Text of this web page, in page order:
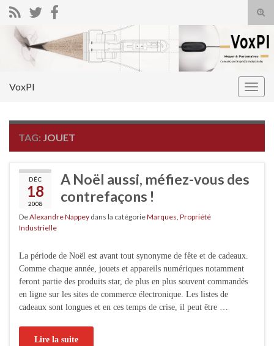
Search for:
VoxPI
TAG: JOUET
DÉC
18
2008
A Noël aussi, méfiez-vous des
contrefaçons !
DeAlexandre Nappey dans la catégorieMarques Propriété
Industrielle
La période de Noël est avant tout synonyme de fête et de cadeaux.
Comme chaque année, jouets et appareils numériques notamment
feront partie des produits star, de plus en plus souvent commandés
en ligne sur les sites de commerce électronique. Les listes de
cadeaux sont longues et en ces temps de crise, il peut être …
Lire la suite